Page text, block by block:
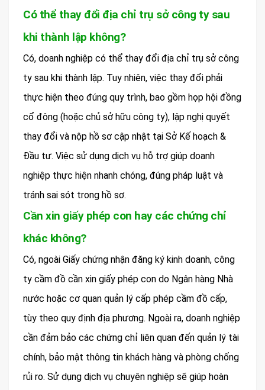
Có thể thay đổi địa chỉ trụ sở công ty sau
khi thành lập không?
Có, doanh nghiệp có thể thay đổi địa chỉ trụ sở công
ty sau khi thành lập. Tuy nhiên, việc thay đổi phải
thực hiện theo đúng quy trình, bao gồm họp hội đồng
cổ đông (hoặc chủ sở hữu công ty), lập nghị quyết
thay đổi và nộp hồ sơ cập nhật tại Sở Kế hoạch &
Đầu tư. Việc sử dụng dịch vụ hỗ trợ giúp doanh
nghiệp thực hiện nhanh chóng, đúng pháp luật và
tránh sai sót trong hồ sơ.
Cần xin giấy phép con hay các chứng chỉ
khác không?
Có, ngoài Giấy chứng nhận đăng ký kinh doanh, công
ty cầm đồ cần xin giấy phép con do Ngân hàng Nhà
nước hoặc cơ quan quản lý cấp phép cầm đồ cấp,
tùy theo quy định địa phương. Ngoài ra, doanh nghiệp
cần đảm bảo các chứng chỉ liên quan đến quản lý tài
chính, bảo mật thông tin khách hàng và phòng chống
rủi ro. Sử dụng dịch vụ chuyên nghiệp sẽ giúp hoàn